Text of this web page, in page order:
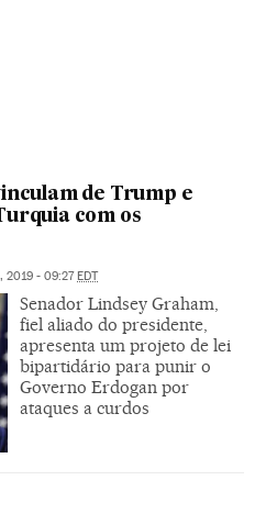
de Trump e
com os
2019 - 09:27EDT
Senador Lindsey Graham,
fiel aliado do presidente,
apresenta um projeto de lei
bipartidário para punir o
Governo Erdogan por
ataques a curdos